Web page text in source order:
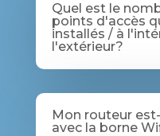
Quel est le
points d'accès
installés / à
l'extérieur?
Mon routeur
avec la borne